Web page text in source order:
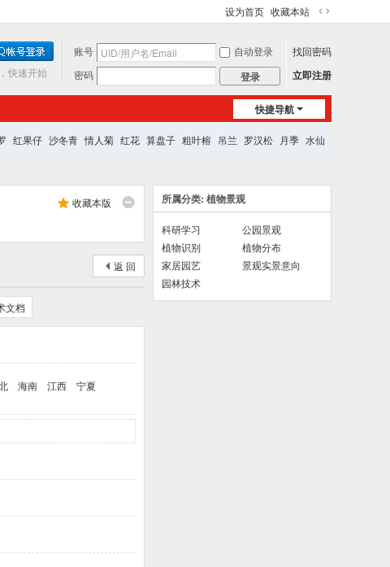
设为首页 收藏本站
切
到
宽
版
账号 自动登录
找回密码
密码
登录 立即注册
快速开始
快捷导航
红果仔 沙冬青 情人菊 红花 算盘子 粗叶榕 吊兰 罗汉松 月季 水仙
收藏本版
返 回
文档
海南 江西
宁夏
所属分类: 植物景观
科研学习
公园景观
植物识别
植物分布
家居园艺
景观实景意向
园林技术